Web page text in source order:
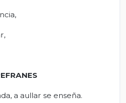
a aullar se enseña.